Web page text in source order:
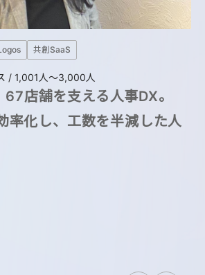
共創SaaS
/ 1,001人〜3,000人
店舗を支える人事DX。
率化し、工数を半減した人